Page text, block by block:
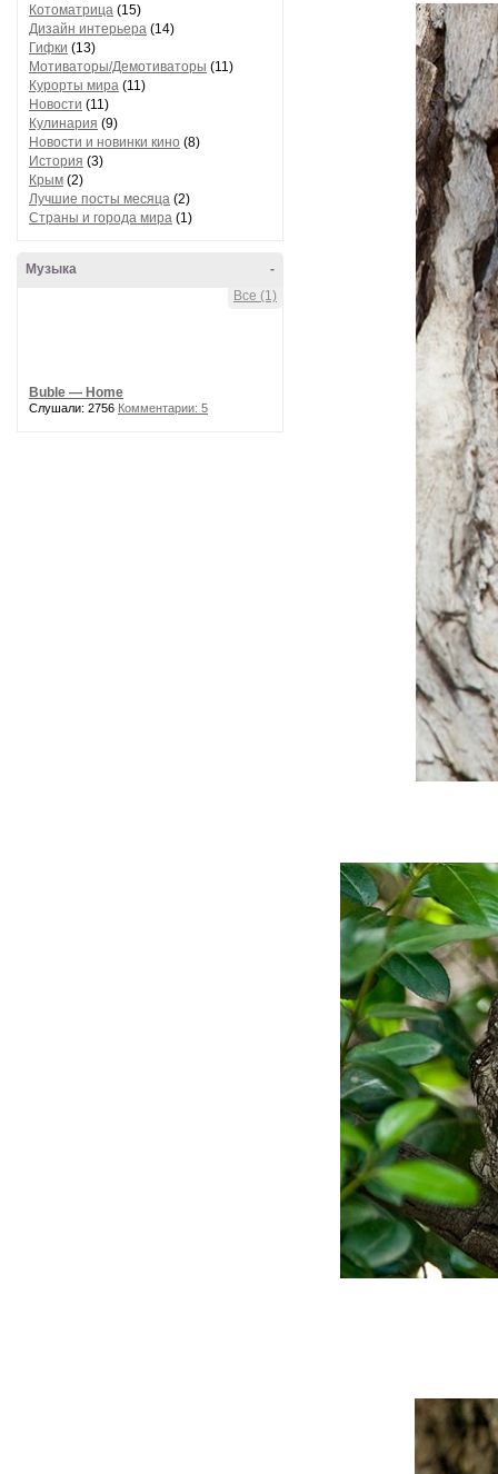
Котоматрица (15)
Дизайн интерьера (14)
Гифки (13)
Мотиваторы/Демотиваторы (11)
Курорты мира (11)
Новости (11)
Кулинария (9)
Новости и новинки кино (8)
История (3)
Крым (2)
Лучшие посты месяца (2)
Страны и города мира (1)
-
Музыка
Все (1)
Buble — Home
Слушали: 2756 Комментарии: 5